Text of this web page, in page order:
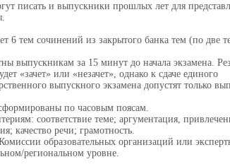
писать и выпускники прошлых лет для
6 тем сочинений из закрытого банка тем (по две
выпускникам за 15 минут до начала экзамена.
«зачет» или «незачет», однако к сдаче единого
выпускного экзамена допустят только
по часовым поясам.
соответствие теме; аргументация,
качество речи; грамотность.
образовательных организаций или
региональном уровне.